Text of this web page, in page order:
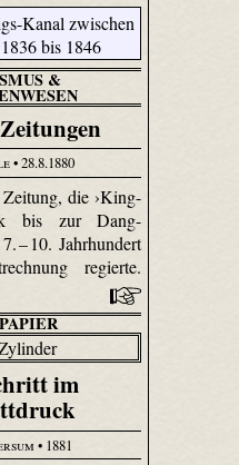
&
• 28.8.1880
die ›King-
bis zur Dang-
– 10. Jahrhundert
regierte.
im
• 1881